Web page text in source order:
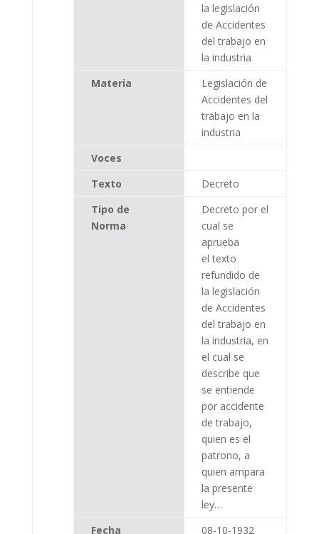
la legislación
de Accidentes
del trabajo en
la industria
Materia
Legislación de
Accidentes del
trabajo en la
industria
Voces
Texto
Decreto
Tipo de
Norma
Decreto por el
cual se
aprueba
el texto
refundido de
la legislación
de Accidentes
del trabajo en
la industria, en
el cual se
describe que
se entiende
por accidente
de trabajo,
quien es el
patrono, a
quien ampara
la presente
ley…
Fecha
08-10-1932